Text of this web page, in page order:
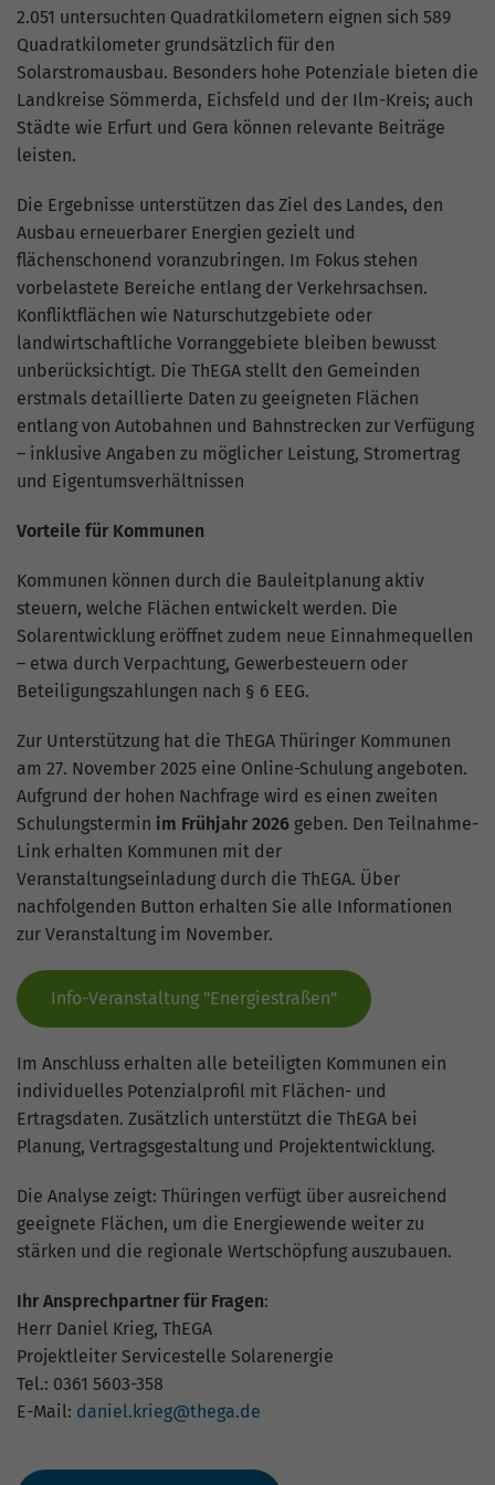
2.051 untersuchten Quadratkilometern eignen sich 589
Quadratkilometer grundsätzlich für den
Solarstromausbau. Besonders hohe Potenziale bieten die
Landkreise Sömmerda, Eichsfeld und der Ilm-Kreis; auch
Städte wie Erfurt und Gera können relevante Beiträge
leisten.
Die Ergebnisse unterstützen das Ziel des Landes, den
Ausbau erneuerbarer Energien gezielt und
flächenschonend voranzubringen. Im Fokus stehen
vorbelastete Bereiche entlang der Verkehrsachsen.
Konfliktflächen wie Naturschutzgebiete oder
landwirtschaftliche Vorranggebiete bleiben bewusst
unberücksichtigt. Die ThEGA stellt den Gemeinden
erstmals detaillierte Daten zu geeigneten Flächen
entlang von Autobahnen und Bahnstrecken zur Verfügung
– inklusive Angaben zu möglicher Leistung, Stromertrag
und Eigentumsverhältnissen
Vorteile für Kommunen
Kommunen können durch die Bauleitplanung aktiv
steuern, welche Flächen entwickelt werden. Die
Solarentwicklung eröffnet zudem neue Einnahmequellen
– etwa durch Verpachtung, Gewerbesteuern oder
Beteiligungszahlungen nach § 6 EEG.
Zur Unterstützung hat die ThEGA Thüringer Kommunen
am 27. November 2025 eine Online-Schulung angeboten.
Aufgrund der hohen Nachfrage wird es einen zweiten
Schulungstermin im Frühjahr 2026 geben. Den Teilnahme-
Link erhalten Kommunen mit der
Veranstaltungseinladung durch die ThEGA. Über
nachfolgenden Button erhalten Sie alle Informationen
zur Veranstaltung im November.
Info-Veranstaltung "Energiestraßen"
Im Anschluss erhalten alle beteiligten Kommunen ein
individuelles Potenzialprofil mit Flächen- und
Ertragsdaten. Zusätzlich unterstützt die ThEGA bei
Planung, Vertragsgestaltung und Projektentwicklung.
Die Analyse zeigt: Thüringen verfügt über ausreichend
geeignete Flächen, um die Energiewende weiter zu
stärken und die regionale Wertschöpfung auszubauen.
Ihr Ansprechpartner für Fragen:
Herr Daniel Krieg, ThEGA
Projektleiter Servicestelle Solarenergie
Tel.: 0361 5603-358
E-Mail: daniel.krieg@thega.de
Zweck
Nutzung der Website für den
Analysebericht der Website zu verfolgen.
Die Cookies speichern Informationen
anonym und weisen eine zufällig
generierte Nummer zu, um eindeutige
Besucher zu identifizieren.
Name _gid
Anbieter Google Analytics
Laufzeit 1 Tag
Zweck
Dieses Cookie wird von Google Analytics
installiert. Das Cookie wird verwendet,
um Informationen darüber zu speichern,
wie Besucher eine Website nutzen, und
hilft bei der Erstellung eines
Analyseberichts darüber, wie es der
umfassen die Anzahl der Besucher, die
Seiten in anonymisierter Form.
Name _gat_G-ZN01JG6TS4
Anbieter Google Analytics
Laufzeit 1 Minute
Zweck
Dies ist ein von Google Analytics
gesetztes Cookie vom Mustertyp, bei dem
das Musterelement auf dem Namen die
eindeutige Identitätsnummer des Kontos
oder der Website enthält, auf das es sich
bezieht. Es scheint eine Variation des
_gat-Cookies zu sein, das verwendet wird,
um die von Google auf Websites mit
hohem Traffic-Aufkommen
aufgezeichnete Datenmenge zu